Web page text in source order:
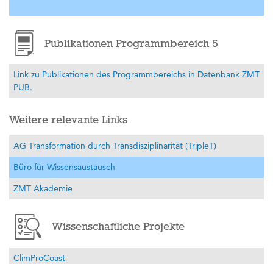
Publikationen Programmbereich 5
Link zu Publikationen des Programmbereichs in Datenbank ZMT
PUB.
Weitere relevante Links
AG Transformation durch Transdisziplinarität (TripleT)
Büro für Wissensaustausch
ZMT Akademie
Wissenschaftliche Projekte
ClimProCoast